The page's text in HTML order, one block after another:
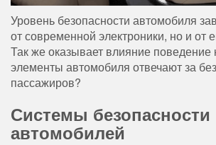
Уровень безопасности автомобиля
от современной электроники, но и от
Так же оказывает влияние поведение
элементы автомобиля отвечают за
пассажиров?
Системы безопасности
автомобилей